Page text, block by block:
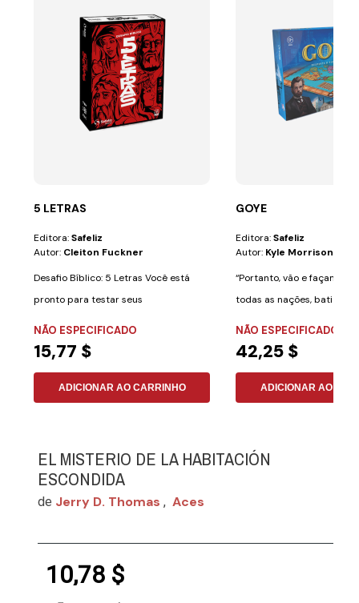
5 LETRAS
Editora:Safeliz
Autor: Cleiton Fuckner
Desafio Bíblico: 5 Letras Você está
pronto para testar seus
NÃO ESPECIFICADO
15,77 $
ADICIONAR AO CARRINHO
GOYE
Editora:Safeliz
Autor: Kyle Morrison
“Portanto, vão e façam
todas as nações,
NÃO ESPECIFICADO
42,25 $
ADICIONAR AO
EL MISTERIO DE LA HABITACIÓN
ESCONDIDA
de Jerry D. Thomas , Aces
10,78 $